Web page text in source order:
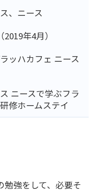
、ニース
年4月）
ッハカフェ ニース
ニースで学ぶフラ
修ホームステイ
強をして、必要そ